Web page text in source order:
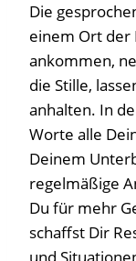
Die
einem Ort der
ankommen,
die Stille,
anhalten. In
Worte alle
Deinem
regelmäßige
Du für mehr
schaffst Dir